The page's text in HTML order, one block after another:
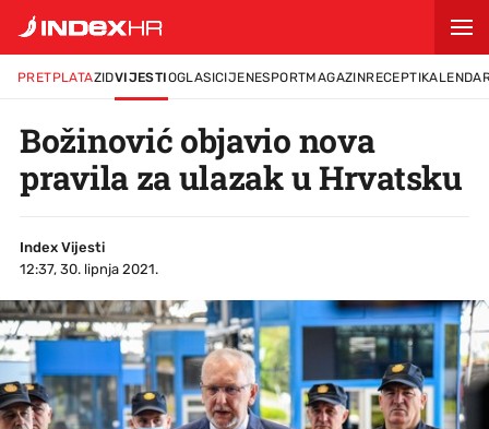
PRETPLATAZIDVIJESTIOGLASICIJENESPORTMAGAZINRECEPTI
Božinović objavio nova
pravila za ulazak u Hrvatsku
Index Vijesti
12:37, 30. lipnja 2021.